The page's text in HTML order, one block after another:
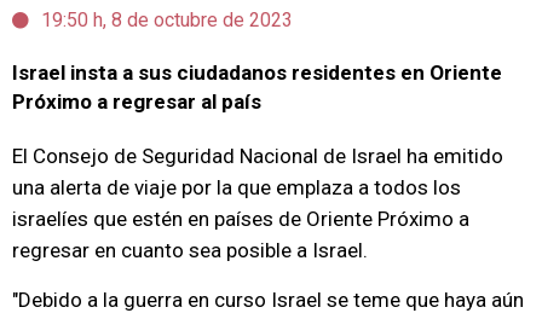
19:50 h, 8 de octubre de 2023
Israel insta a sus ciudadanos residentes en Oriente
Próximo a regresar al país
El Consejo de Seguridad Nacional de Israel ha emitido
una alerta de viaje por la que emplaza a todos los
israelíes que estén en países de Oriente Próximo a
regresar en cuanto sea posible a Israel.
"Debido a la guerra en curso Israel se teme que haya aún